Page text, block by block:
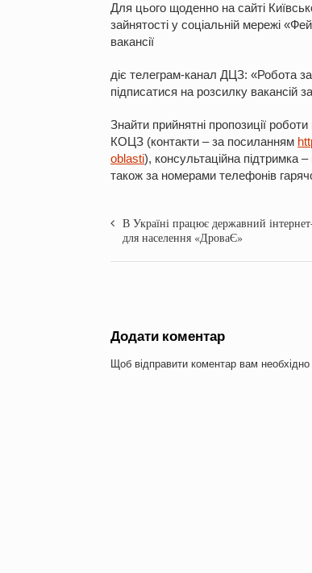
Для цього щоденно на сайті
зайнятості у соціальній мережі
вакансії
діє телеграм-канал ДЦЗ: «Робота
підписатися на розсилку вакансій
Знайти прийнятні пропозиції
КОЦЗ (контакти – за посиланням
oblasti), консультаційна підтримка
також за номерами телефонів
В Україні працює державний
для населення «ДроваЄ»
Додати коментар
Щоб відправити коментар вам необхідно